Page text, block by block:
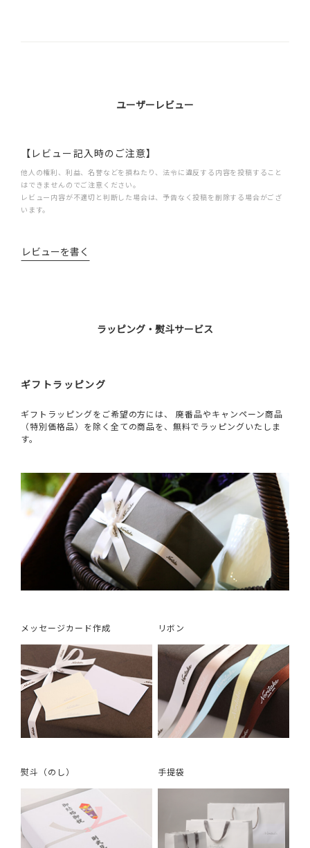
ユーザーレビュー
【レビュー記入時のご注意】
他人の権利、利益、名誉などを損ねたり、法令に違反する内容を投稿すること
はできませんのでご注意ください。
レビュー内容が不適切と判断した場合は、予告なく投稿を削除する場合がござ
います。
レビューを書く
ラッピング・熨斗サービス
ギフトラッピング
ギフトラッピングをご希望の方には、 廃番品やキャンペーン商品
（特別価格品）を除く全ての商品を、無料でラッピングいたしま
す。
メッセージカード作成 リボン
熨斗（のし） 手提袋